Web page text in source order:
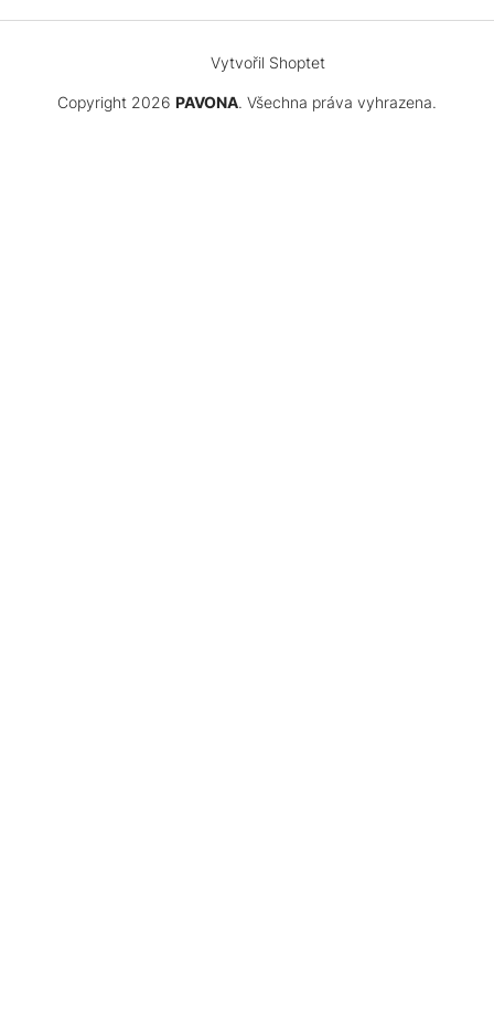
Vytvořil Shoptet
Copyright 2026 PAVONA. Všechna práva vyhrazena.